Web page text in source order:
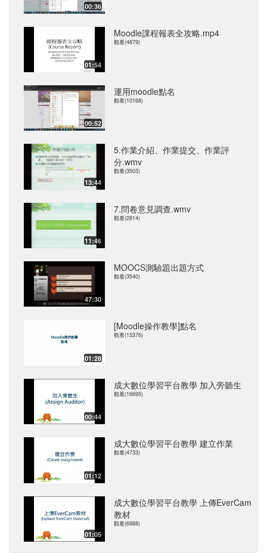
00:36
01:54
Moodle課程報表全攻略.mp4
觀看(4879)
00:52
運用moodle點名
觀看(10168)
13:44
5.作業介紹、作業提交、作業評
分.wmv
觀看(3503)
11:46
7.問卷意見調查.wmv
觀看(2814)
47:30
MOOCS測驗題出題方式
觀看(3540)
01:28
[Moodle操作教學]點名
觀看(15376)
00:44
成大數位學習平台教學 加入旁聽生
觀看(16695)
01:12
成大數位學習平台教學 建立作業
觀看(4733)
01:05
成大數位學習平台教學 上傳EverCam
教材
觀看(6988)